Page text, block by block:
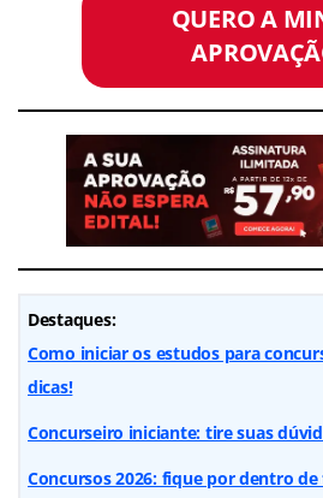
QUERO A
Destaques:
Como iniciar os estudos para
dicas!
Concurseiro iniciante: tire suas
Concursos 2026: fique por dentro